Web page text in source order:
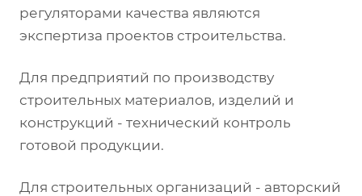
регуляторами качества являются
экспертиза проектов строительства.
Для предприятий по производству
строительных материалов, изделий и
конструкций - технический контроль
готовой продукции.
Для строительных организаций - авторский